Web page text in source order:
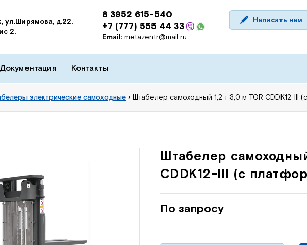
ул.Ширямова, д.22,
2.
8 3952 615-540
+7 (777) 555 44 33
Email: metazentr@mail.ru
Написать нам
Контакты
электрические самоходные › Штабелер самоходный 1,2 т 3,0 м TOR CDDK12-III
Штабелер
CDDK12-III (с
По запросу